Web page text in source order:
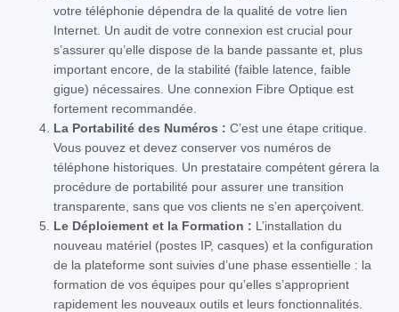
votre téléphonie dépendra de la qualité de votre lien
Internet. Un audit de votre connexion est crucial pour
s’assurer qu’elle dispose de la bande passante et, plus
important encore, de la stabilité (faible latence, faible
gigue) nécessaires. Une connexion Fibre Optique est
fortement recommandée.
La Portabilité des Numéros : C’est une étape critique.
Vous pouvez et devez conserver vos numéros de
téléphone historiques. Un prestataire compétent gérera la
procédure de portabilité pour assurer une transition
transparente, sans que vos clients ne s’en aperçoivent.
Le Déploiement et la Formation : L’installation du
nouveau matériel (postes IP, casques) et la configuration
de la plateforme sont suivies d’une phase essentielle : la
formation de vos équipes pour qu’elles s’approprient
rapidement les nouveaux outils et leurs fonctionnalités.